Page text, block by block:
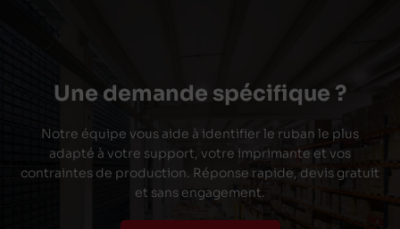
Une demande spécifique ?
Notre équipe vous aide à identifier le ruban le plus
adapté à votre support, votre imprimante et vos
contraintes de production. Réponse rapide, devis gratuit
et sans engagement.